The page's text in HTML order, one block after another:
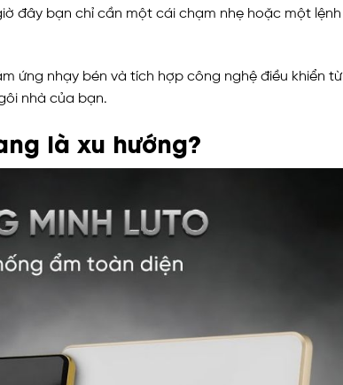
đây bạn chỉ cần một cái chạm nhẹ hoặc một
ứng nhạy bén và tích hợp công nghệ điều khiển
nhà của bạn.
là xu hướng?